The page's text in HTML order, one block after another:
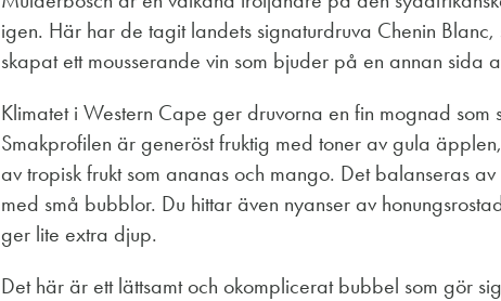
igen. Här har de tagit landets signaturdruva Chenin
skapat ett mousserande vin som bjuder på en annan sida
Klimatet i Western Cape ger druvorna en fin mognad som
Smakprofilen är generöst fruktig med toner av gula
av tropisk frukt som ananas och mango. Det balanseras
med små bubblor. Du hittar även nyanser av
ger lite extra djup.
Det här är ett lättsamt och okomplicerat bubbel som gör